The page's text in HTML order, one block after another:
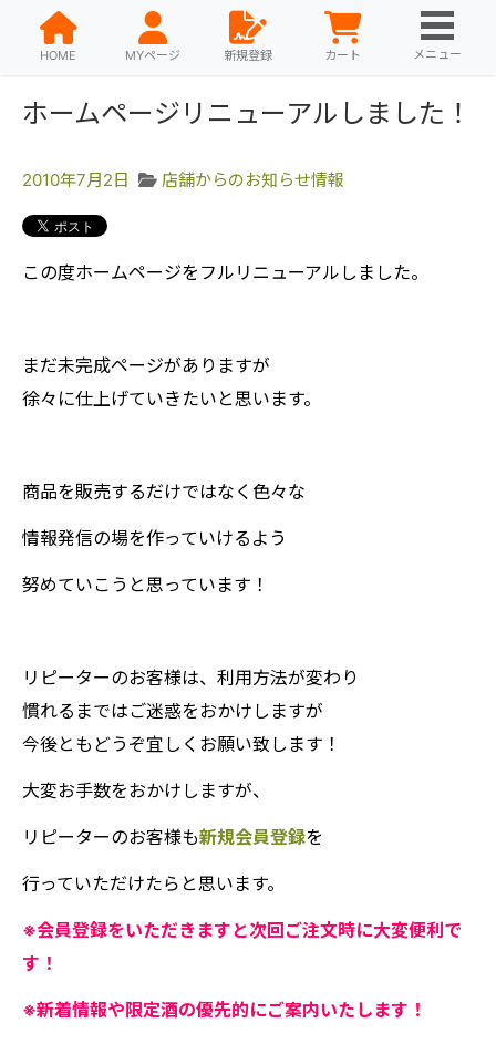
HOME MYページ 新規登録 カート メニュー
ホームページリニューアルしました！
2010年7月2日 店舗からのお知らせ情報
この度ホームページをフルリニューアルしました。
まだ未完成ページがありますが
徐々に仕上げていきたいと思います。
商品を販売するだけではなく色々な
情報発信の場を作っていけるよう
努めていこうと思っています！
リピーターのお客様は、利用方法が変わり
慣れるまではご迷惑をおかけしますが
今後ともどうぞ宜しくお願い致します！
大変お手数をおかけしますが、
リピーターのお客様も新規会員登録を
行っていただけたらと思います。
※会員登録をいただきますと次回ご注文時に大変便利で
す！
※新着情報や限定酒の優先的にご案内いたします！